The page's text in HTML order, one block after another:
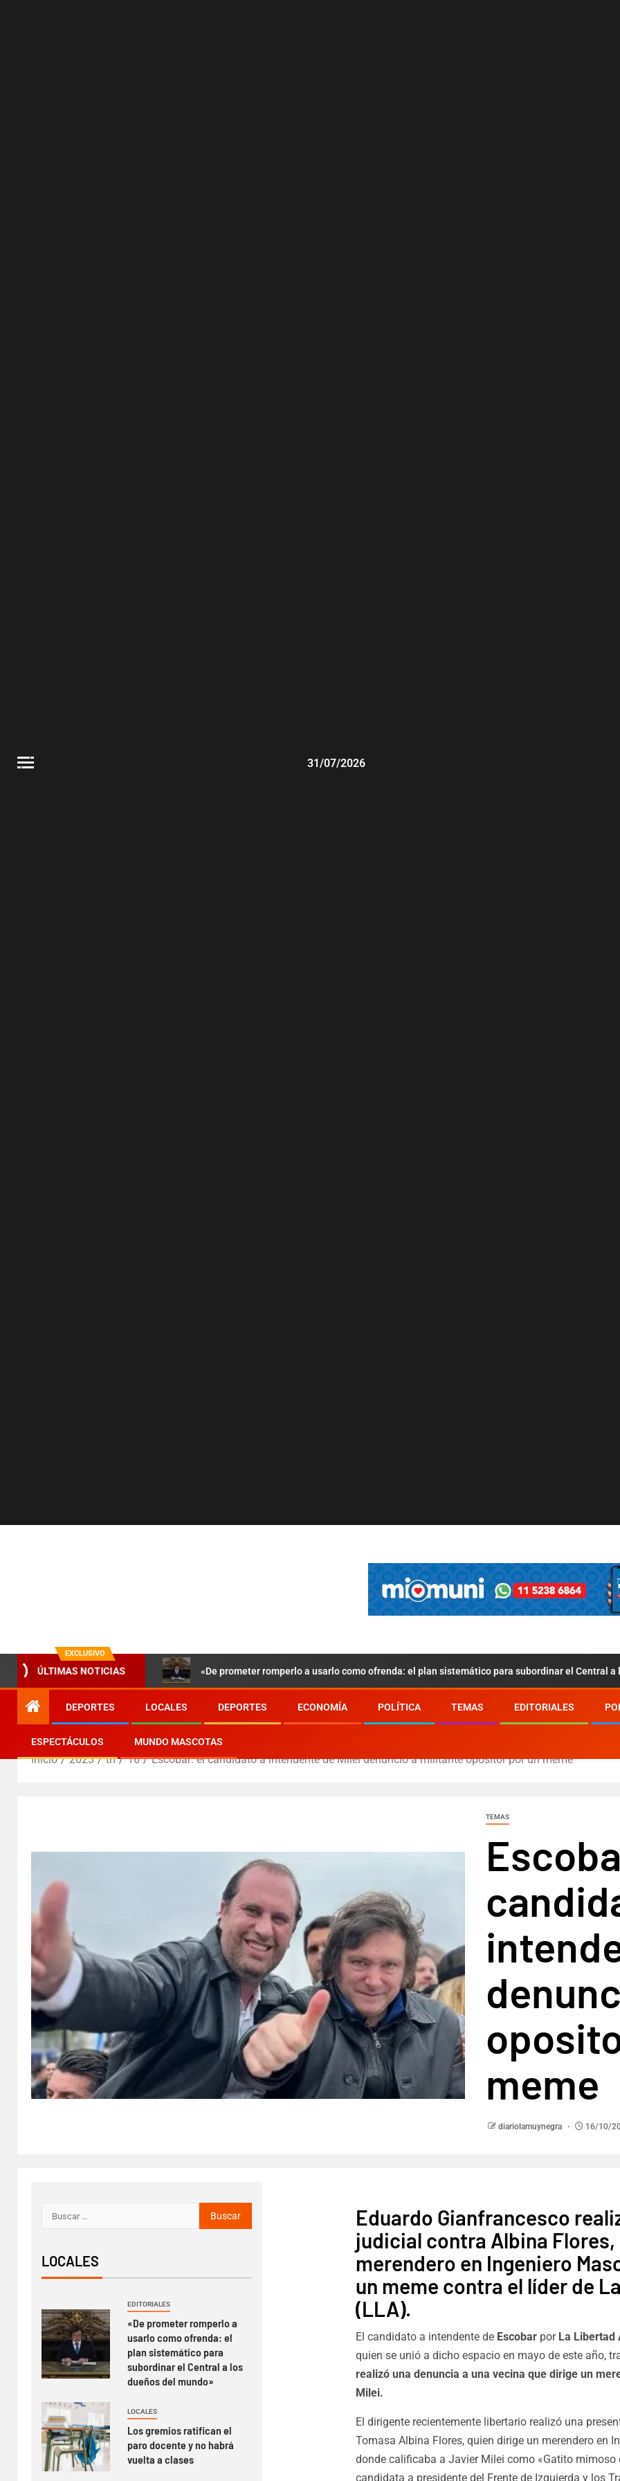
31/07/2026
EXCLUSIVO
ÚLTIMAS NOTICIAS «De prometer romperlo a usarlo como ofrenda: el plan sistemático para subordinar el Central a
DEPORTES LOCALES DEPORTES ECONOMÍA POLÍTICA TEMAS EDITORIALES
ESPECTÁCULOS MUNDO MASCOTAS
Inicio 2023 th 16 Escobar: el candidato a intendente de Milei denunció a militante opositor por un meme
TEMAS
meme
diariolamuynegra 16/10/
Eduardo Gianfrancesco
judicial contra Albina Flores,
merendero en Ingeniero
un meme contra el líder de
(LLA).
El candidato a intendente de Escobarpor La Libertad
quien se unió a dicho espacio en mayo de este año,
realizó una denuncia a una vecina que dirige un
Milei.
El dirigente recientemente libertario realizó una
Tomasa Albina Flores, quien dirige un merendero en
donde calificaba a Javier Milei como «Gatito mimoso
candidata a presidente del Frente de Izquierda y los
LOCALES
EDITORIALES
«De prometer romperlo a
usarlo como ofrenda: el
plan sistemático para
subordinar el Central a los
dueños del mundo»
LOCALES
Los gremios ratifican el
paro docente y no habrá
vuelta a clases